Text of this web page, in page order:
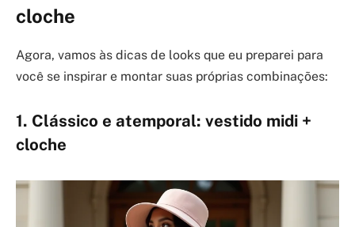
cloche
Agora, vamos às dicas de looks que eu preparei para
você se inspirar e montar suas próprias combinações:
1. Clássico e atemporal: vestido midi +
cloche